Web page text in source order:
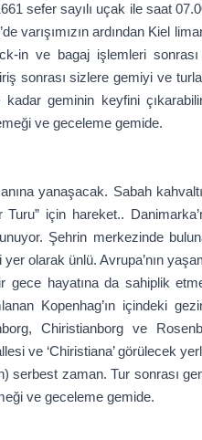
sefer sayılı uçak ile saat
varışımızın ardından Kiel
in ve bagaj işlemleri
sonrası sizlere gemiyi ve
geminin keyfini
ve geceleme gemide.
yanaşacak. Sabah
için hareket..
Şehrin merkezinde
olarak ünlü. Avrupa’nın
hayatına da sahiplik
Kopenhag’ın içindeki
Chiristianborg ve
ve ‘Chiristiana’ görülecek
serbest zaman. Tur sonrası
ve geceleme gemide.